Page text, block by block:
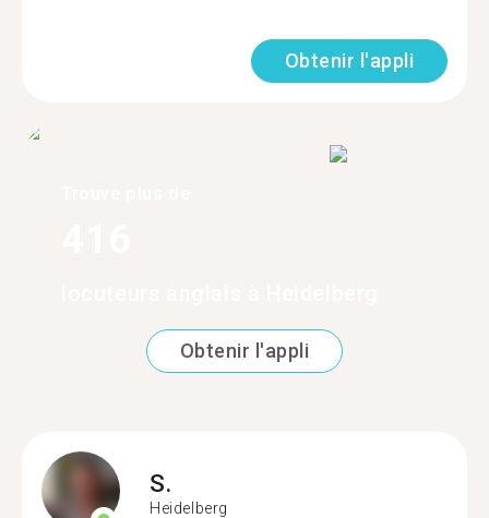
Obtenir l'appli
Obtenir l'appli
S.
Heidelberg